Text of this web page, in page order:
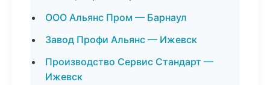
ООО Альянс Пром — Барнаул
Завод Профи Альянс — Ижевск
Производство Сервис Стандарт —
Ижевск